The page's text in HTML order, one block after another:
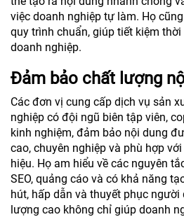
việc doanh nghiệp tự làm. Họ
quy trình chuẩn, giúp tiết kiệm
doanh nghiệp.
Đảm bảo chất lượng
Các đơn vị cung cấp dịch vụ sản
nghiệp có đội ngũ biên tập viên,
kinh nghiệm, đảm bảo nội dung
cao, chuyên nghiệp và phù hợp
hiệu. Họ am hiểu về các nguyên
SEO, quảng cáo và có khả năng
hút, hấp dẫn và thuyết phục
lượng cao không chỉ giúp doanh